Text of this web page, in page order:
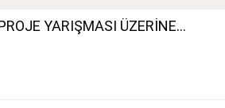
YARIŞMASI ÜZERİNE...